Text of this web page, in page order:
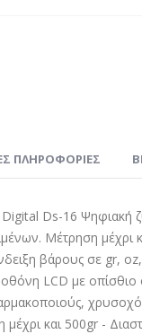
Ds-16 Ψηφιακή
Μέτρηση
βάρους σε gr,
LCD με
και 500gr -
ΠΛΗΡΟΦΟΡΊΕΣ